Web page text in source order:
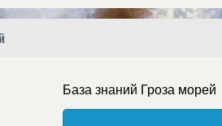
База знаний Гроза морей